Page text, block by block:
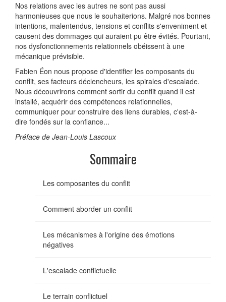
Nos relations avec les autres ne sont pas aussi
harmonieuses que nous le souhaiterions. Malgré nos bonnes
intentions, malentendus, tensions et conflits s'enveniment et
causent des dommages qui auraient pu être évités. Pourtant,
nos dysfonctionnements relationnels obéissent à une
mécanique prévisible.
Fabien Éon nous propose d'identifier les composants du
conflit, ses facteurs déclencheurs, les spirales d'escalade.
Nous découvrirons comment sortir du conflit quand il est
installé, acquérir des compétences relationnelles,
communiquer pour construire des liens durables, c'est-à-
dire fondés sur la confiance...
Préface de Jean-Louis Lascoux
Sommaire
Les composantes du conflit
Comment aborder un conflit
Les mécanismes à l'origine des émotions
négatives
L'escalade conflictuelle
Le terrain conflictuel